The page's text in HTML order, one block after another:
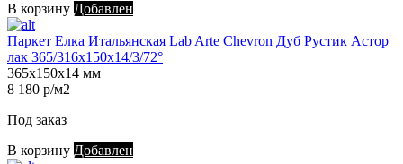
В корзину Добавлен
Паркет Елка Итальянская Lab Arte Chevron Дуб Рустик Астор
лак 365/316х150х14/3/72°
365х150х14 мм
8 180 р/м2
Под заказ
В корзину Добавлен